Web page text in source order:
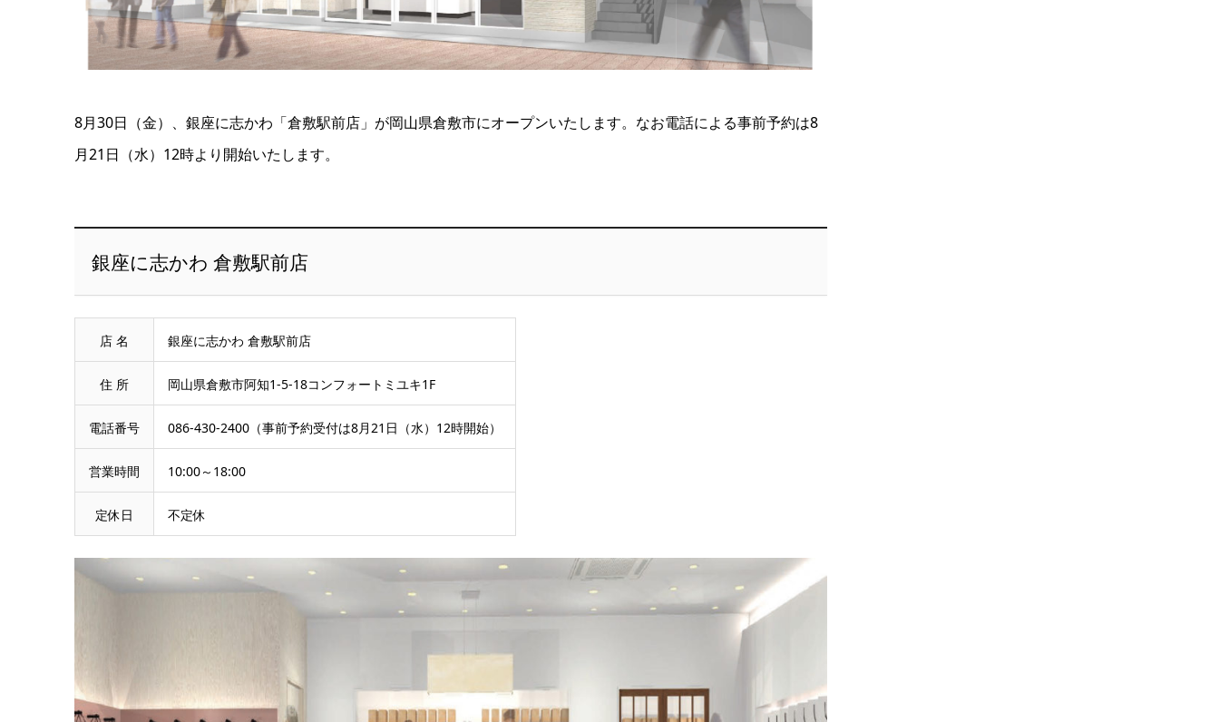
8月30日（金）、銀座に志かわ「倉敷駅前店」が岡山県倉敷市にオープンいたします。なお電話による事前予約は8
月21日（水）12時より開始いたします。
銀座に志かわ 倉敷駅前店
店 名 銀座に志かわ 倉敷駅前店
住 所 岡山県倉敷市阿知1-5-18コンフォートミユキ1F
電話番号 086-430-2400（事前予約受付は8月21日（水）12時開始）
営業時間 10:00～18:00
定休日 不定休